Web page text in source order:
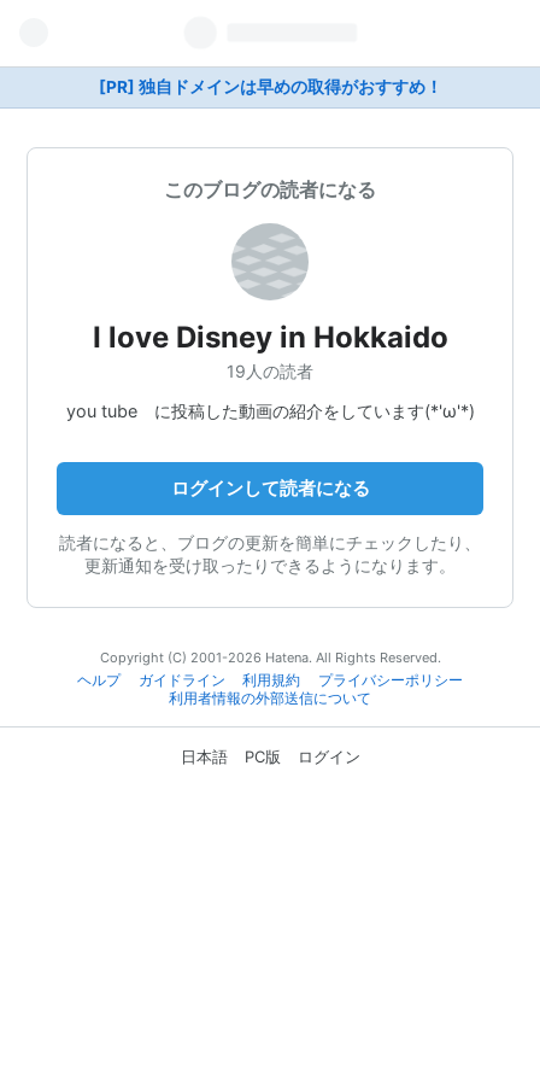
[PR] 独自ドメインは早めの取得がおすすめ！
このブログの読者になる
I love Disney in Hokkaido
19人の読者
you tube に投稿した動画の紹介をしています(*'ω'*)
ログインして読者になる
読者になると、ブログの更新を簡単にチェックしたり、
更新通知を受け取ったりできるようになります。
Copyright (C) 2001-2026 Hatena. All Rights Reserved.
ヘルプ
ガイドライン 利用規約
プライバシーポリシー
利用者情報の外部送信について
日本語 PC版 ログイン